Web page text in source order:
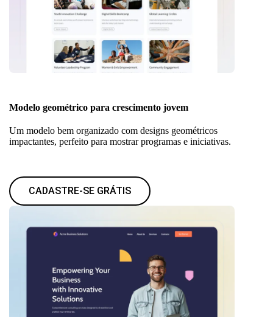
Modelo geométrico para crescimento jovem
Um modelo bem organizado com designs geométricos
impactantes, perfeito para mostrar programas e iniciativas.
CADASTRE-SE GRÁTIS